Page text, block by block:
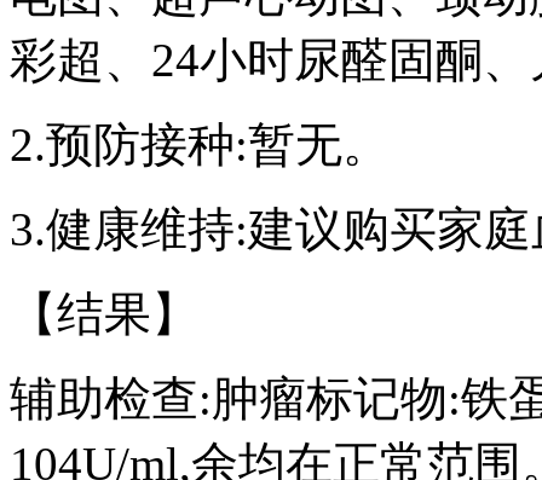
彩超、24小时尿醛固酮
2.预防接种:暂无。
3.健康维持:建议购买家
【结果】
辅助检查:肿瘤标记物:铁
104U/ml,余均在正常范围